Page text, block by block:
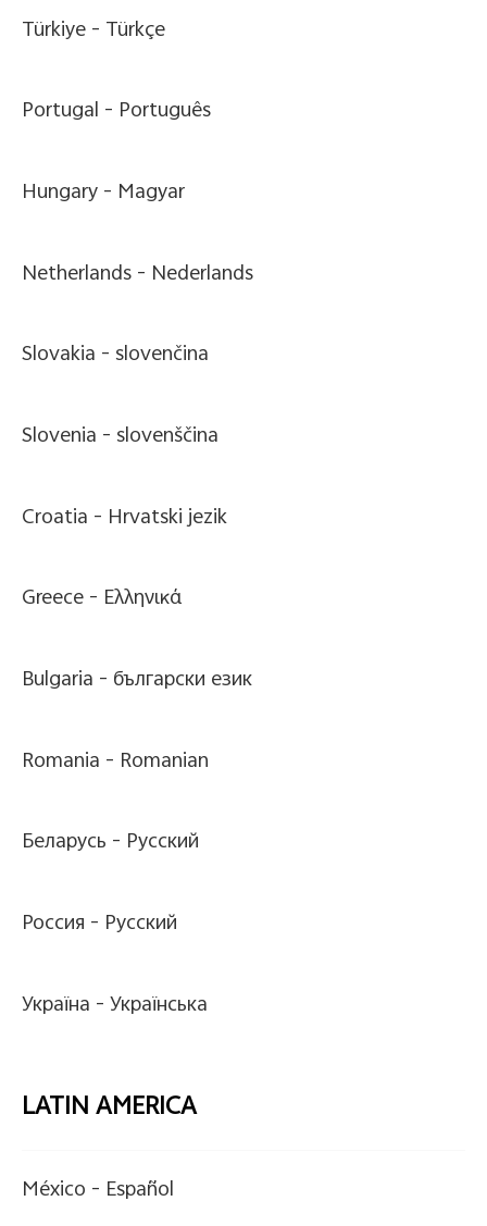
Türkiye - Türkçe
Portugal - Português
Hungary - Magyar
Netherlands - Nederlands
Slovakia -slovenčina
Slovenia -slovenščina
Croatia - Hrvatski jezik
Greece - Ελληνικά
Bulgaria - български език
Romania - Romanian
Беларусь - Pусский
Россия - Pусский
Україна -Українська
LATIN AMERICA
México - Español